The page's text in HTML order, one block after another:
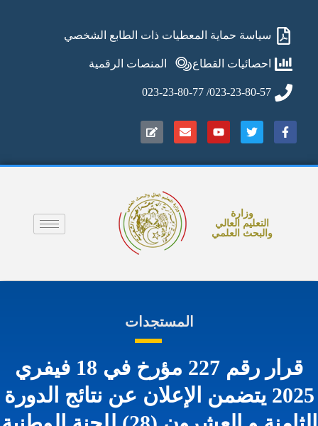
سياسة حماية المعطيات ذات الطابع الشخصي
احصائيات القطاع المنصات الرقمية
023-23-80-57/ 023-23-80-77
وزارة
التعليم العالي
والبحث العلمي
المستجدات
قرار رقم 227 مؤرخ في 18 فيفري
2025 يتضمن الإعلان عن نتائج الدورة